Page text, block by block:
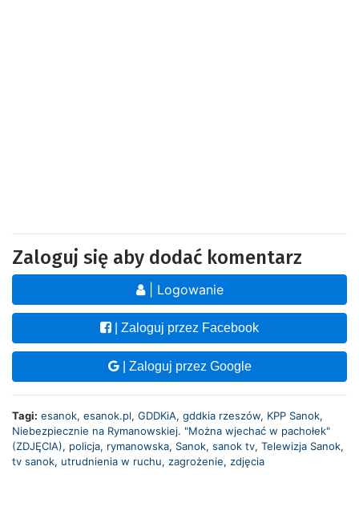
Zaloguj się aby dodać komentarz
| Logowanie
| Zaloguj przez Facebook
| Zaloguj przez Google
Tagi: esanok, esanok.pl, GDDKiA, gddkia rzeszów, KPP Sanok,
Niebezpiecznie na Rymanowskiej. "Można wjechać w pachołek"
(ZDJĘCIA), policja, rymanowska, Sanok, sanok tv, Telewizja Sanok,
tv sanok, utrudnienia w ruchu, zagrożenie, zdjęcia